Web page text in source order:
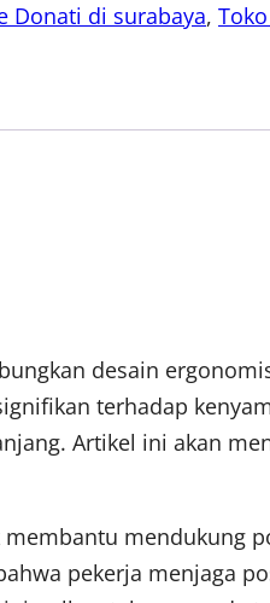
Donati di surabaya,
desain
terhadap
Artikel ini akan
mendukung
pekerja menjaga